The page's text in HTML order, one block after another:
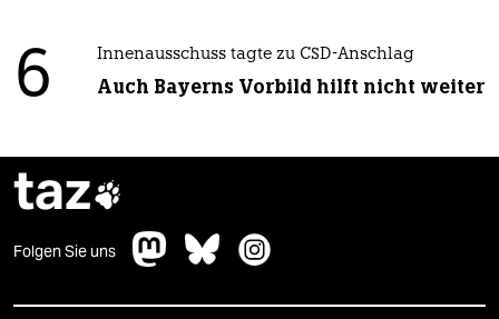
6 Innenausschuss tagte zu CSD-Anschlag
Auch Bayerns Vorbild hilft nicht weiter
taz
Folgen Sie uns